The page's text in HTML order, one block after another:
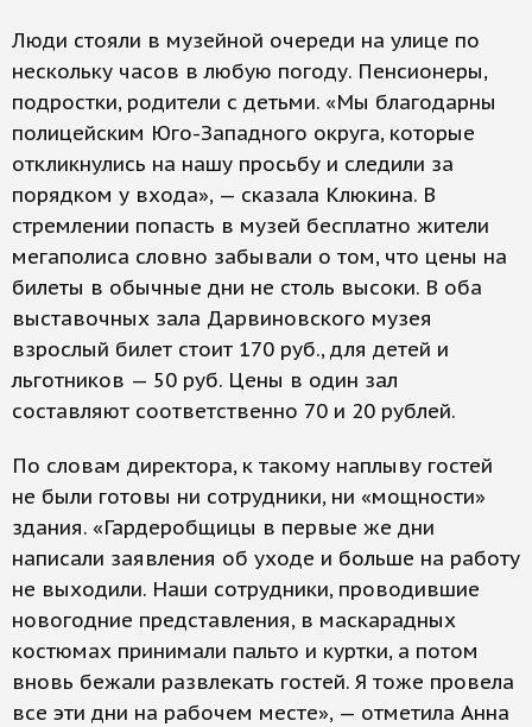
Люди стояли в музейной очереди на улице по
нескольку часов в любую погоду. Пенсионеры,
подростки, родители с детьми. «Мы благодарны
полицейским Юго-Западного округа, которые
откликнулись на нашу просьбу и следили за
порядком у входа», — сказала Клюкина. В
стремлении попасть в музей бесплатно жители
мегаполиса словно забывали о том, что цены на
билеты в обычные дни не столь высоки. В оба
выставочных зала Дарвиновского музея
взрослый билет стоит 170 руб., для детей и
льготников — 50 руб. Цены в один зал
составляют соответственно 70 и 20 рублей.
По словам директора, к такому наплыву гостей
не были готовы ни сотрудники, ни «мощности»
здания. «Гардеробщицы в первые же дни
написали заявления об уходе и больше на работу
не выходили. Наши сотрудники, проводившие
новогодние представления, в маскарадных
костюмах принимали пальто и куртки, а потом
вновь бежали развлекать гостей. Я тоже провела
все эти дни на рабочем месте», — отметила Анна